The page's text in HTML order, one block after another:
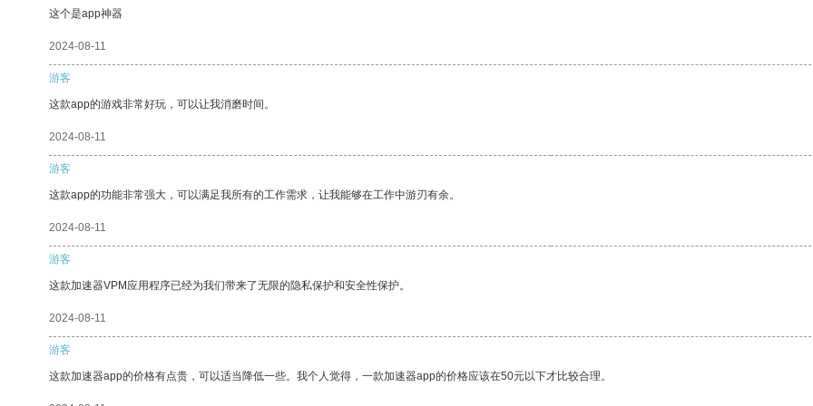
这个是app神器
2024-08-11
游客
这款app的游戏非常好玩，可以让我消磨时间。
2024-08-11
游客
这款app的功能非常强大，可以满足我所有的工作需求，让我能够在工作中游刃有余。
2024-08-11
游客
这款加速器VPM应用程序已经为我们带来了无限的隐私保护和安全性保护。
2024-08-11
游客
这款加速器app的价格有点贵，可以适当降低一些。我个人觉得，一款加速器app的价格应该在50元以下才比较合理。